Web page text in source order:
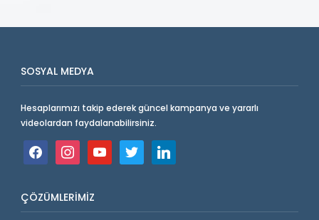
SOSYAL MEDYA
Hesaplarımızı takip ederek güncel kampanya ve yararlı
videolardan faydalanabilirsiniz.
facebookinstagramyoutube twitter linkedin
ÇÖZÜMLERIMIZ